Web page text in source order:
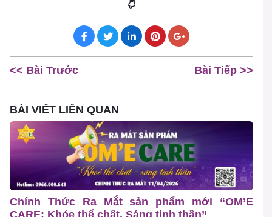
<< Bài Trước Bài Tiếp >>
BÀI VIẾT LIÊN QUAN
Chính Thức Ra Mắt sản phẩm mới “OM’E